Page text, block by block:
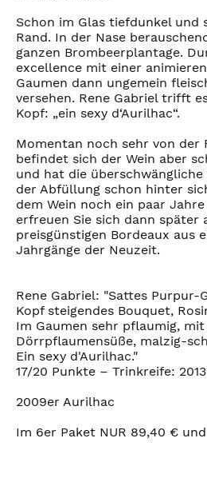
Schon im Glas tiefdunkel und
Rand. In der Nase
ganzen Brombeerplantage.
excellence mit einer
Gaumen dann ungemein
versehen. Rene Gabriel trifft
Kopf: „ein sexy d‘Aurilhac“.
Momentan noch sehr von der
befindet sich der Wein aber
und hat die
der Abfüllung schon hinter
dem Wein noch ein paar
erfreuen Sie sich dann später
preisgünstigen Bordeaux aus
Jahrgänge der Neuzeit.
Rene Gabriel: "Sattes Purpur-
Kopf steigendes Bouquet,
Im Gaumen sehr pflaumig,
Dörrpflaumensüße, malzig-
Ein sexy d'Aurilhac."
17/20 Punkte – Trinkreife:
2009er Aurilhac
Im 6er Paket NUR 89,40 €